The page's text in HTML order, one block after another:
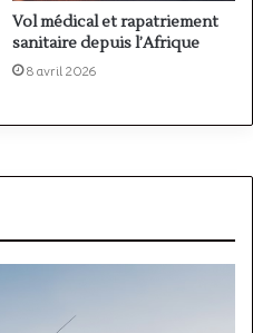
Vol médical et rapatriement
sanitaire depuis l’Afrique
8 avril 2026